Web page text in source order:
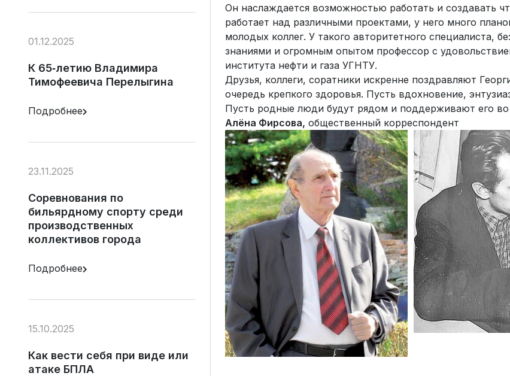
01.12.2025
К 65‑летию Владимира
Тимофеевича Перелыгина
Подробнее
23.11.2025
Соревнования по
бильярдному спорту среди
производственных
коллективов города
Подробнее
15.10.2025
Как вести себя при виде или
атаке БПЛА
Он наслаждается возможностью работать и создавать
работает над различными проектами, у него много
молодых коллег. У такого авторитетного специалиста,
знаниями и огромным опытом профессор с
института нефти и газа УГНТУ.
Друзья, коллеги, соратники искренне поздравляют
очередь крепкого здоровья. Пусть вдохновение,
Пусть родные люди будут рядом и поддерживают его во
Алёна Фирсова, общественный корреспондент